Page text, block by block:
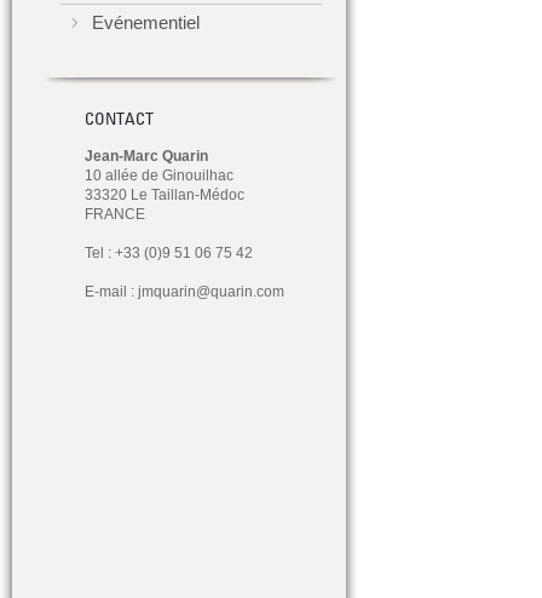
Evénementiel
CONTACT
Jean-Marc Quarin
10 allée de Ginouilhac
33320 Le Taillan-Médoc
FRANCE
Tel : +33 (0)9 51 06 75 42
E-mail : jmquarin@quarin.com